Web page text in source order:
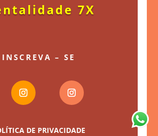
7X
INSCREVA – SE
DE PRIVACIDADE